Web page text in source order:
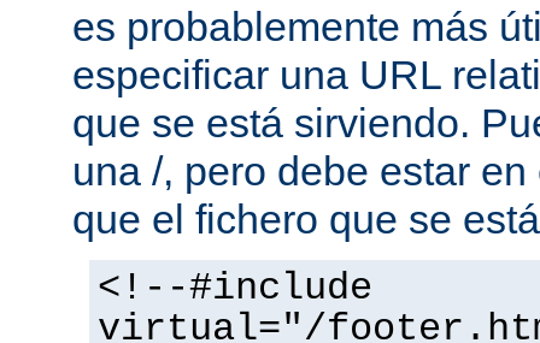
es probablemente más
especificar una URL
que se está sirviendo.
una /, pero debe estar
que el fichero que se
<!--#include
virtual="/